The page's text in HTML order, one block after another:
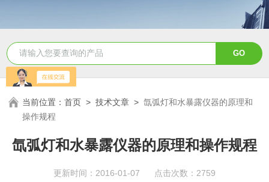
当前位置：首页 >技术文章 >氙弧灯和水暴露仪器的原理和
操作规程
氙弧灯和水暴露仪器的原理和操作规程
更新时间：2016-01-07 点击次数：2759